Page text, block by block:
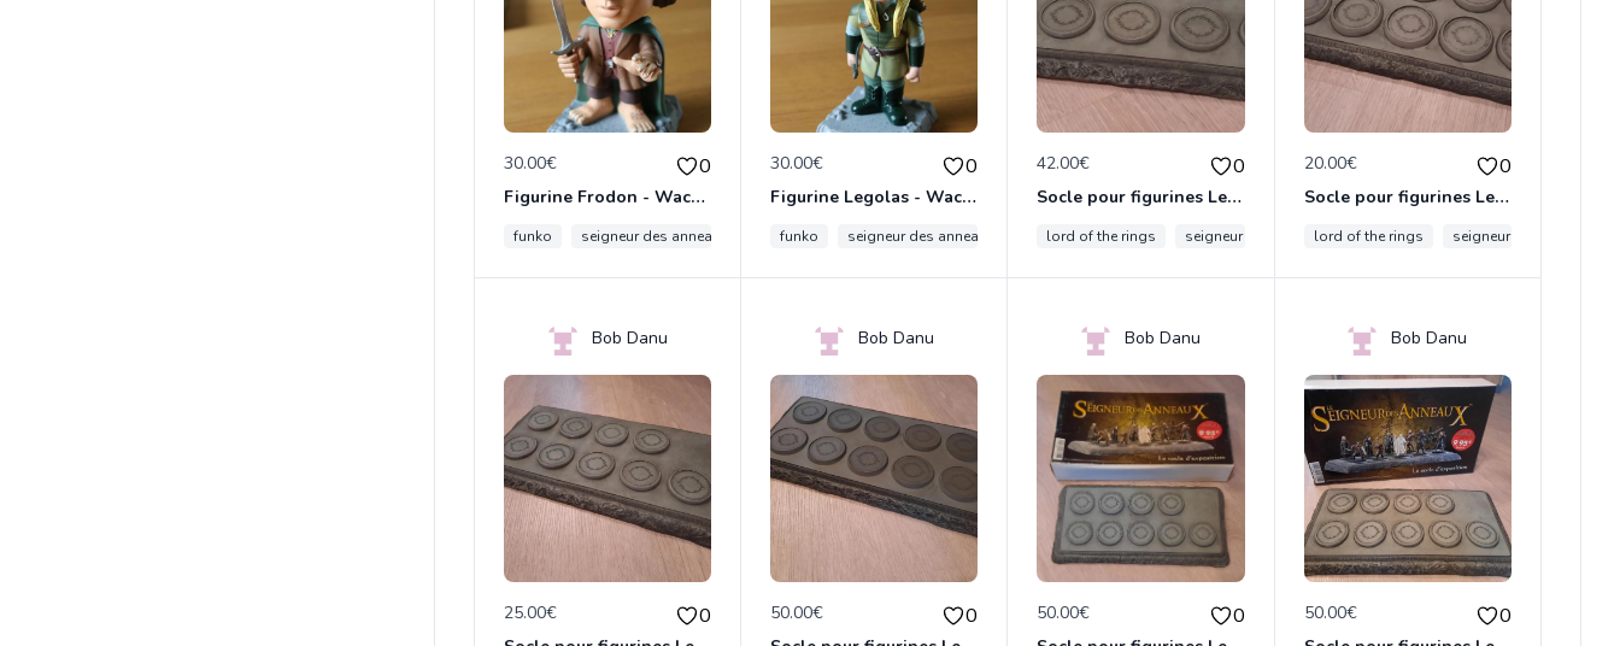
30.00€ 0
Figurine Frodon - Wacky Wobbler Bobble-Head - Funko
funko seigneur des anneaux lord of the rings
30.00€ 0
Figurine Legolas - Wacky Wobbler Bobble-Head - Funko
funko seigneur des anneaux lord of the rings
42.00€ 0
Socle pour figurines Le Seigneur des Anneaux Eaglemoss
lord of the rings seigneur des anneaux lotr eaglemoss
20.00€ 0
Socle pour figurines Le Seigneur des Anneaux Eaglemoss
lord of the rings seigneur des anneaux
Bob Danu
25.00€ 0
Bob Danu
50.00€ 0
Bob Danu
50.00€ 0
Bob Danu
50.00€ 0